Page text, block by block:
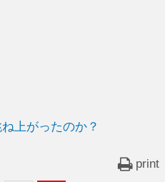
上がったのか？
print